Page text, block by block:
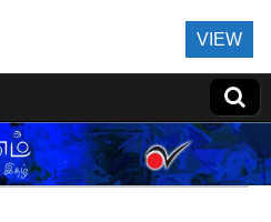
VIEW